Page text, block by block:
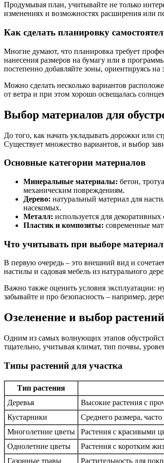
Продумывая план, учитывайте не только
изменениях и возможностях расширения или
Как сделать планировку
Многие думают, что планировка требует
нанесения размеров на бумагу или в
постепенно добавляйте зоны, ориентируясь
Можно сделать несколько вариантов
от ветра и при этом хорошо освещалась
Выбор материалов для
До того, как начать укладывать дорожки или
Существует множество вариантов, и выбор
Основные категории материалов
Минеральные материалы: бетон,
механическим повреждениям.
Дерево: натуральный материал для
насекомых.
Металл: используется для
Пластик и композиты: современные
Что учитывать при выборе
В первую очередь – это внешний вид и
настилы и садовая мебель из натурального
Важно также оценить условия эксплуатации:
забывайте и про безопасность – например,
Озеленение и выбор растений
Одним из самых волнующих этапов
тщательно, учитывая климат, тип почвы,
Типы растений для участка
Тип растения
Деревья
Высокие растения с
Кустарники
Среднего размера,
Многолетние цветы
Растения с красивыми
Однолетние цветы
Растения с коротким
Газонные травы
Растительность для